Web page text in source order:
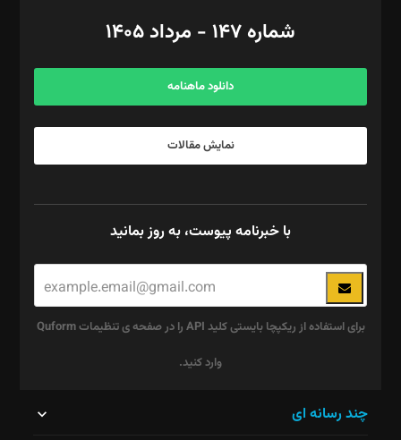
آگهی و مشترکین: ۰۹۱۹۹۹۹۰۴۵۴
شماره ۱۴۷ - مرداد ۱۴۰۵
دانلود ماهنامه
نمایش مقالات
با خبرنامه پیوست، به روز بمانید
برای استفاده از ریکپچا بایستی کلید API را در صفحه ی تنظیمات Quform
وارد کنید.
چند رسانه ای